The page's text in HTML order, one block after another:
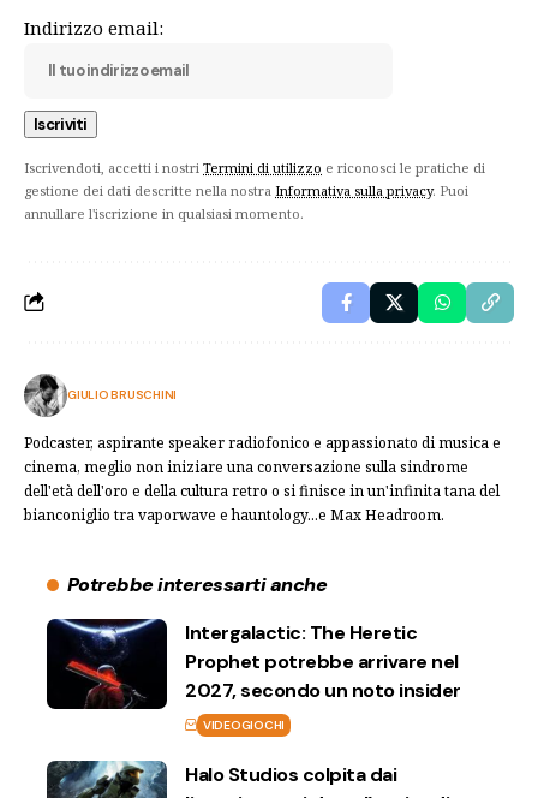
Indirizzo email:
Iscrivendoti, accetti i nostri Termini di utilizzo e riconosci le pratiche di
gestione dei dati descritte nella nostra Informativa sulla privacy. Puoi
annullare l'iscrizione in qualsiasi momento.
GIULIO BRUSCHINI
Podcaster, aspirante speaker radiofonico e appassionato di musica e
cinema, meglio non iniziare una conversazione sulla sindrome
dell'età dell'oro e della cultura retro o si finisce in un'infinita tana del
bianconiglio tra vaporwave e hauntology...e Max Headroom.
Potrebbe interessarti anche
Intergalactic: The Heretic
Prophet potrebbe arrivare nel
2027, secondo un noto insider
VIDEOGIOCHI
Halo Studios colpita dai